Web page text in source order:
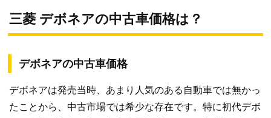
三菱 デボネアの中古車価格は？
デボネアの中古車価格
デボネアは発売当時、あまり人気のある自動車では無かっ
たことから、中古市場では希少な存在です。特に初代デボ